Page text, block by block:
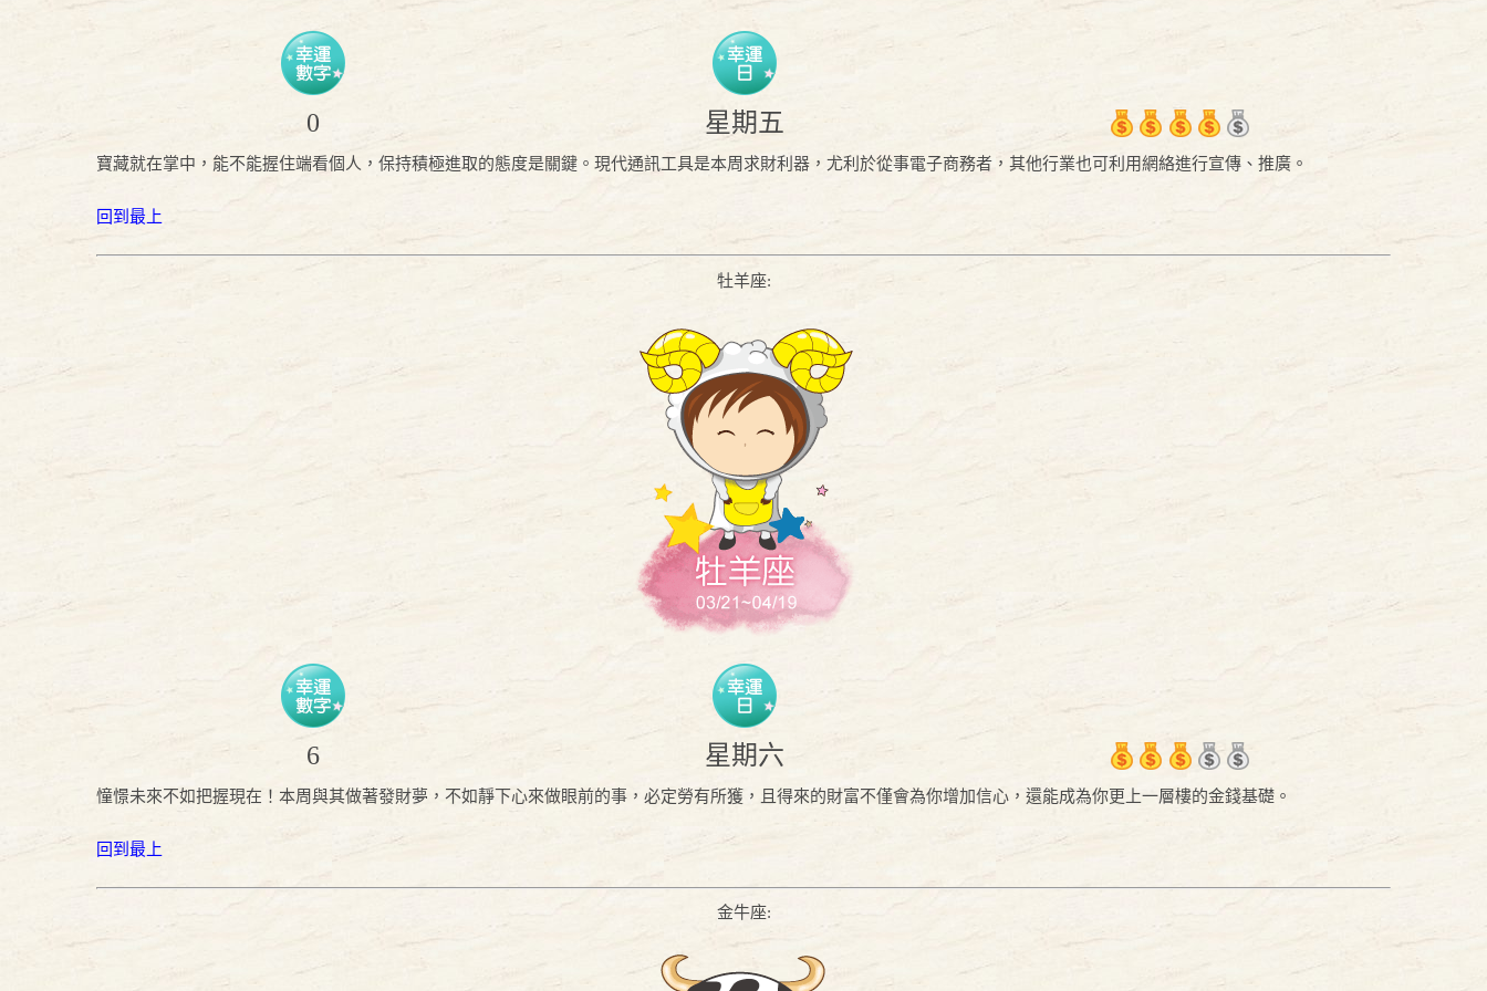
0 星期五
寶藏就在掌中，能不能握住端看個人，保持積極進取的態度是關鍵。現代通訊工具是本周求財利器，尤利於從事電子商務者，其他行業也可利用網絡進行宣傳、推廣。
回到最上
牡羊座:
6 星期六
憧憬未來不如把握現在！本周與其做著發財夢，不如靜下心來做眼前的事，必定勞有所獲，且得來的財富不僅會為你增加信心，還能成為你更上一層樓的金錢基礎。
回到最上
金牛座: